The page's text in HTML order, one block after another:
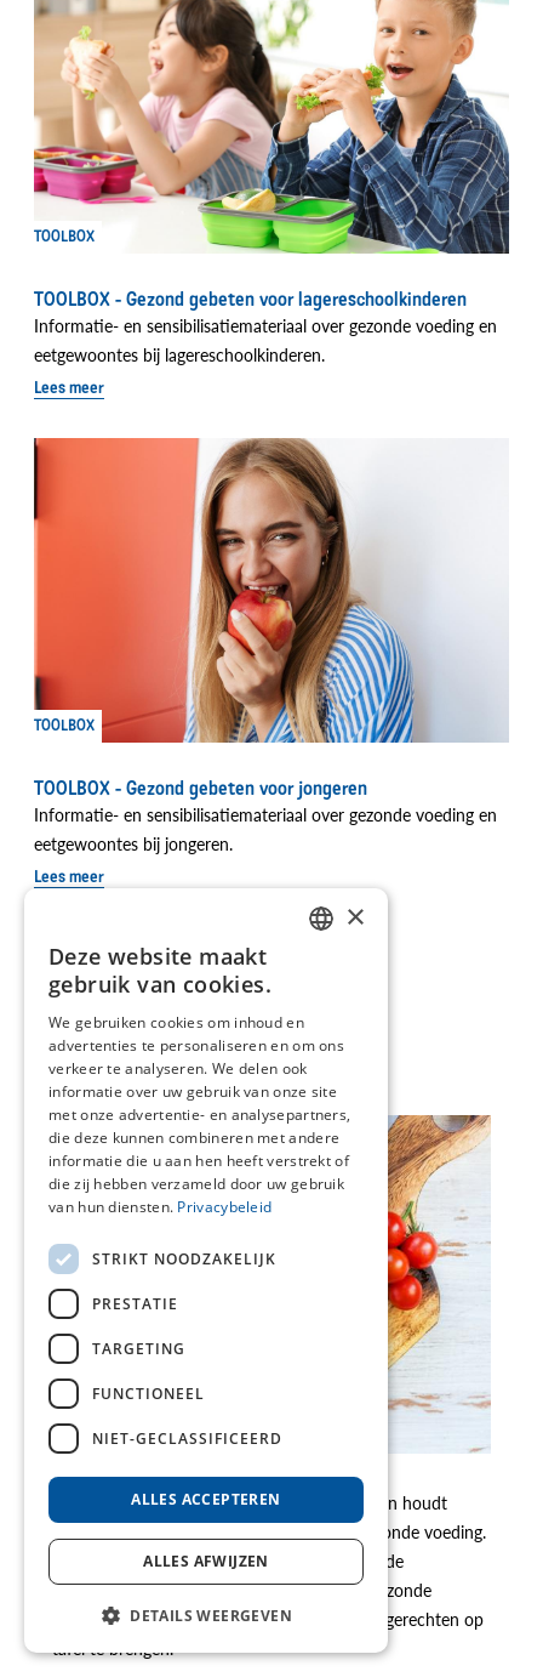
TOOLBOX
TOOLBOX - Gezond gebeten voor lagereschoolkinderen
Informatie- en sensibilisatiemateriaal over gezonde voeding en
eetgewoontes bij lagereschoolkinderen.
Lees meer
TOOLBOX
TOOLBOX - Gezond gebeten voor jongeren
Informatie- en sensibilisatiemateriaal over gezonde voeding en
eetgewoontes bij jongeren.
Lees meer
Ontdek onze recepten
Elk recept is lekker en makkelijk te bereiden en houdt
rekening met de aanbevelingen voor een gezonde voeding.
De recepten zijn onderverdeeld in verschillende
categorieën. Ze helpen je op weg naar een gezonde
levensstijl en geven je inspiratie om gezonde gerechten op
tafel te brengen.
×
Deze website maakt
gebruik van cookies.
We gebruiken cookies om inhoud en
advertenties te personaliseren en om ons
verkeer te analyseren. We delen ook
informatie over uw gebruik van onze site
met onze advertentie- en analysepartners,
die deze kunnen combineren met andere
informatie die u aan hen heeft verstrekt of
die zij hebben verzameld door uw gebruik
van hun diensten. Privacybeleid
STRIKT NOODZAKELIJK
PRESTATIE
TARGETING
FUNCTIONEEL
NIET-GECLASSIFICEERD
ALLES ACCEPTEREN
ALLES AFWIJZEN
DETAILS WEERGEVEN